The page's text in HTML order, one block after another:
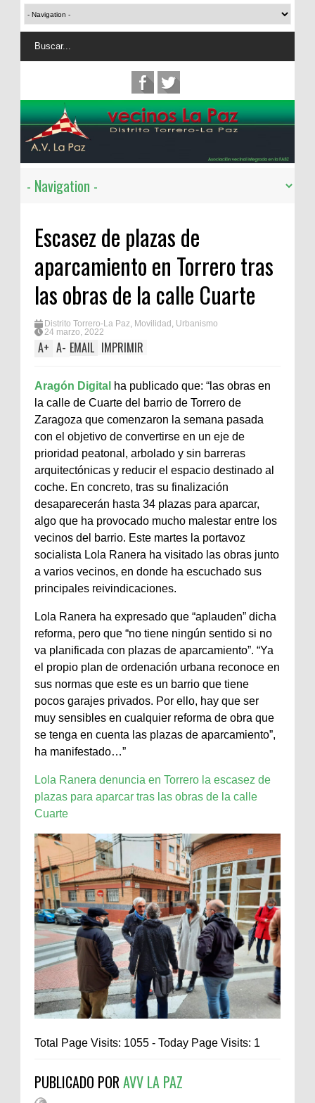
Escasez de plazas de
aparcamiento en Torrero tras
las obras de la calle Cuarte
Distrito Torrero-La Paz, Movilidad , Urbanismo
24 marzo, 2022
A+ A- EMAIL IMPRIMIR
Aragón Digital ha publicado que: “las obras en
la calle de Cuarte del barrio de Torrero de
Zaragoza que comenzaron la semana pasada
con el objetivo de convertirse en un eje de
prioridad peatonal, arbolado y sin barreras
arquitectónicas y reducir el espacio destinado al
coche. En concreto, tras su finalización
desaparecerán hasta 34 plazas para aparcar,
algo que ha provocado mucho malestar entre los
vecinos del barrio. Este martes la portavoz
socialista Lola Ranera ha visitado las obras junto
a varios vecinos, en donde ha escuchado sus
principales reivindicaciones.
Lola Ranera ha expresado que “aplauden” dicha
reforma, pero que “no tiene ningún sentido si no
va planificada con plazas de aparcamiento”. “Ya
el propio plan de ordenación urbana reconoce en
sus normas que este es un barrio que tiene
pocos garajes privados. Por ello, hay que ser
muy sensibles en cualquier reforma de obra que
se tenga en cuenta las plazas de aparcamiento”,
ha manifestado…”
Lola Ranera denuncia en Torrero la escasez de
plazas para aparcar tras las obras de la calle
Cuarte
Total Page Visits: 1055 - Today Page Visits: 1
PUBLICADO POR AVV LA PAZ